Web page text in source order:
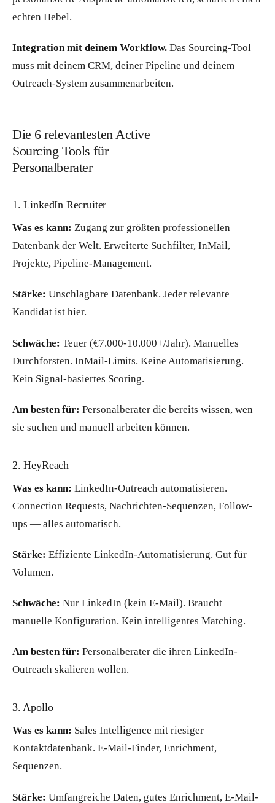
echten Hebel.
Integration mit deinem Workflow. Das Sourcing-Tool
muss mit deinem CRM, deiner Pipeline und deinem
Outreach-System zusammenarbeiten.
Die 6 relevantesten Active
Sourcing Tools für
Personalberater
1. LinkedIn Recruiter
Was es kann: Zugang zur größten professionellen
Datenbank der Welt. Erweiterte Suchfilter, InMail,
Projekte, Pipeline-Management.
Stärke: Unschlagbare Datenbank. Jeder relevante
Kandidat ist hier.
Schwäche: Teuer (€7.000-10.000+/Jahr). Manuelles
Durchforsten. InMail-Limits. Keine Automatisierung.
Kein Signal-basiertes Scoring.
Am besten für: Personalberater die bereits wissen, wen
sie suchen und manuell arbeiten können.
2. HeyReach
Was es kann: LinkedIn-Outreach automatisieren.
Connection Requests, Nachrichten-Sequenzen, Follow-
ups — alles automatisch.
Stärke: Effiziente LinkedIn-Automatisierung. Gut für
Volumen.
Schwäche: Nur LinkedIn (kein E-Mail). Braucht
manuelle Konfiguration. Kein intelligentes Matching.
Am besten für: Personalberater die ihren LinkedIn-
Outreach skalieren wollen.
3. Apollo
Was es kann: Sales Intelligence mit riesiger
Kontaktdatenbank. E-Mail-Finder, Enrichment,
Sequenzen.
Stärke: Umfangreiche Daten, gutes Enrichment, E-Mail-